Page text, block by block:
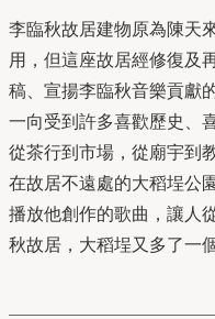
李臨秋故居建物原為陳天
用，但這座故居經修復及
稿、宣揚李臨秋音樂貢獻
一向受到許多喜歡歷史、
從茶行到市場，從廟宇到
在故居不遠處的大稻埕公
播放他創作的歌曲，讓人
秋故居，大稻埕又多了一